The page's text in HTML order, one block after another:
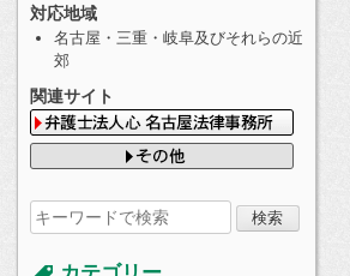
対応地域
名古屋・三重・岐阜及びそれらの近
郊
関連サイト
検
索
す